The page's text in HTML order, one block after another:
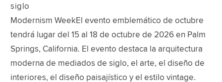
siglo
Modernism WeekEl evento emblemático de octubre
tendrá lugar del 15 al 18 de octubre de 2026 en Palm
Springs, California. El evento destaca la arquitectura
moderna de mediados de siglo, el arte, el diseño de
interiores, el diseño paisajístico y el estilo vintage.